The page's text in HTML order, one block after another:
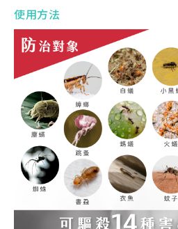
使用方法